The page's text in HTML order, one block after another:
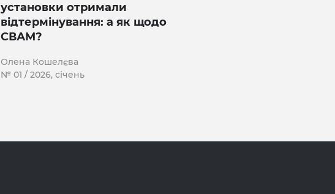
установки отримали
відтермінування: а як щодо
СВАМ?
Олена Кошелєва
№ 01 / 2026, січень